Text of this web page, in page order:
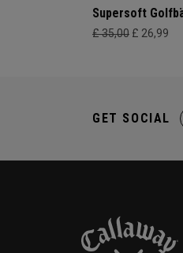
Supersoft
£ 35,00 £ 26,99
GET SOCIAL